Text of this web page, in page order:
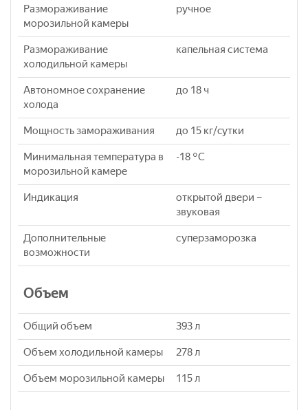
Размораживание
морозильной камеры
ручное
Размораживание
холодильной камеры
капельная система
Автономное сохранение
холода
до 18 ч
Мощность замораживания до 15 кг/cутки
Минимальная температура в
морозильной камере
-18 °C
Индикация
открытой двери –
звуковая
Дополнительные
возможности
суперзаморозка
Объем
Общий объем 393 л
Объем холодильной камеры 278 л
Объем морозильной камеры 115 л